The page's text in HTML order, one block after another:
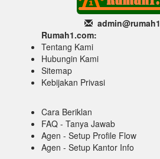
admin@rumah1
Rumah1.com:
Tentang Kami
Hubungin Kami
Sitemap
Kebijakan Privasi
Cara Beriklan
FAQ - Tanya Jawab
Agen - Setup Profile Flow
Agen - Setup Kantor Info